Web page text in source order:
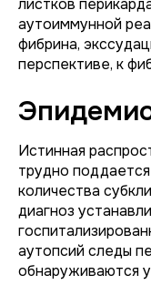
листков
аутоиммунной
фибрина,
перспективе, к
Истинная
трудно
количества
диагноз
аутопсий следы
обнаруживаются